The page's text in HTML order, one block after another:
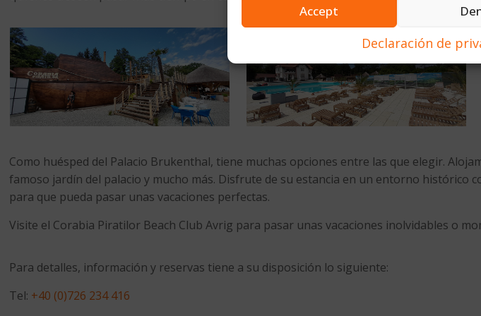
Accept
Declaración de
Como huésped del Palacio Brukenthal, tiene muchas opciones entre las que elegir.
famoso jardín del palacio y mucho más. Disfrute de su estancia en un entorno histórico
para que pueda pasar unas vacaciones perfectas.
Visite el Corabia Piratilor Beach Club Avrig para pasar unas vacaciones inolvidables o
Para detalles, información y reservas tiene a su disposición lo siguiente:
Tel: +40 (0)726 234 416